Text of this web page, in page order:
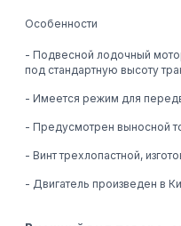
Особенности
- Подвесной лодочный
под стандартную высоту
- Имеется режим для
- Предусмотрен выносной
- Винт трехлопастной,
- Двигатель произведен в